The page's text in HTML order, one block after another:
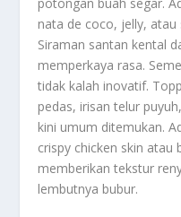
nata de coco, jelly, atau
Siraman santan kental
memperkaya rasa.
tidak kalah inovatif.
pedas, irisan telur
kini umum ditemukan.
crispy chicken skin atau
memberikan tekstur
lembutnya bubur.